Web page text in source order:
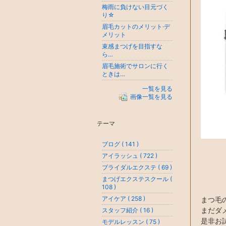
まつ毛
まだダ
是非お
梅雨に負けない目元づく
り☆
眉毛カットのメリット·デ
メリット
束感まつげを目指すな
ら…
眉毛施術でサロンに行く
ときは…
一覧を見る
画像一覧を見る
テーマ
ブログ ( 141 )
アイラッシュ ( 722 )
ブライダルエクステ ( 69 )
まつげエクステスクール (
108 )
アイケア ( 258 )
スタッフ紹介 ( 16 )
モデルレッスン ( 75 )